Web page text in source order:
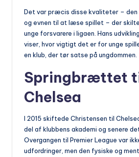
Det var præcis disse kvaliteter – den
og evnen til at læse spillet – der
unge forsvarere i ligaen. Hans
viser, hvor vigtigt det er for unge
en klub, der tør satse på ungdommen.
Springbrættet
Chelsea
I 2015 skiftede Christensen til
del af klubbens akademi og senere
Overgangen til Premier League var
udfordringer, men den fysiske og